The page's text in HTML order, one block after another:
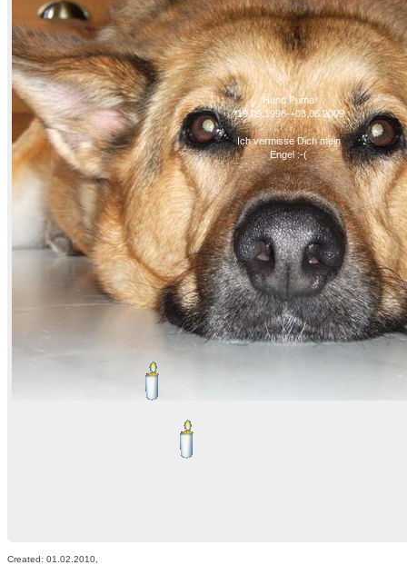
Hund Puma
*19.09.1998-+03.06.2009
Ich vermisse Dich mein
Engel :-(
Created: 01.02.2010,